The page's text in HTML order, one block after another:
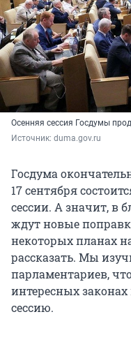
Осенняя сессия Госдумы
Источник: duma.gov.ru
Госдума
17 сентября
сессии. А значит, в
ждут новые
некоторых планах
рассказать. Мы
парламентариев,
интересных
сессию.